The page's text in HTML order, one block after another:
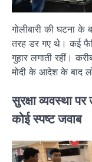
गोलीबारी की घटना के
तरह डर गए थे। कई
गुहार लगाती रहीं।
मोदी के आदेश के बाद
सुरक्षा व्यवस्था
कोई स्पष्ट जवाब